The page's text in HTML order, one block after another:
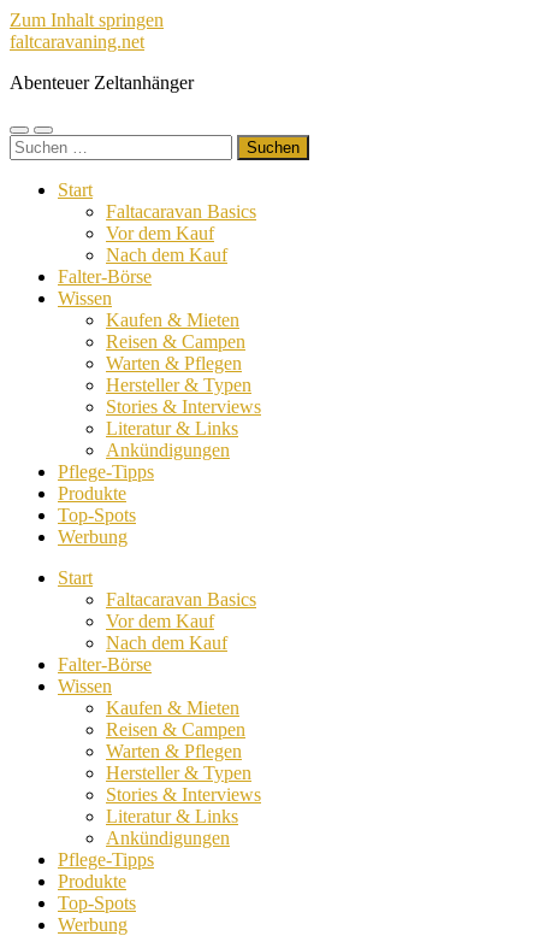
Zum Inhalt springen
faltcaravaning.net
Abenteuer Zeltanhänger
Mobile-
Menü
Suchfeld
ein-/ausblenden
Suchen
nach:
Start
Faltacaravan Basics
Vor dem Kauf
Nach dem Kauf
Falter-Börse
Wissen
Kaufen & Mieten
Reisen & Campen
Warten & Pflegen
Hersteller & Typen
Stories & Interviews
Literatur & Links
Ankündigungen
Pflege-Tipps
Produkte
Top-Spots
Werbung
Start
Faltacaravan Basics
Vor dem Kauf
Nach dem Kauf
Falter-Börse
Wissen
Kaufen & Mieten
Reisen & Campen
Warten & Pflegen
Hersteller & Typen
Stories & Interviews
Literatur & Links
Ankündigungen
Pflege-Tipps
Produkte
Top-Spots
Werbung